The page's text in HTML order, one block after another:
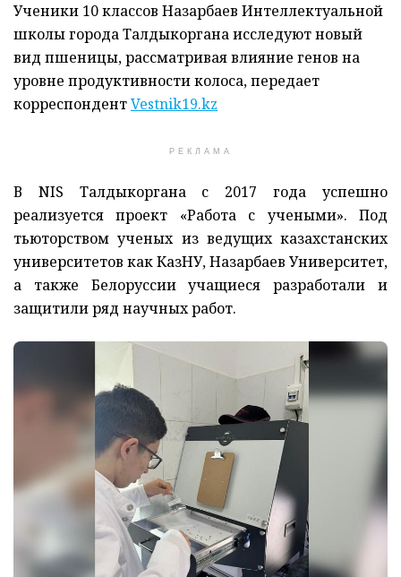
Ученики 10 классов Назарбаев Интеллектуальной
школы города Талдыкоргана исследуют новый
вид пшеницы, рассматривая влияние генов на
уровне продуктивности колоса, передает
корреспондентVestnik19.kz
РЕКЛАМА
В NIS Талдыкоргана с 2017 года успешно
реализуется проект «Работа с учеными». Под
тьюторством ученых из ведущих казахстанских
университетов как КазНУ, Назарбаев Университет,
а также Белоруссии учащиеся разработали и
защитили ряд научных работ.